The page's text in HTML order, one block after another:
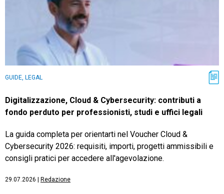
GUIDE, LEGAL
Digitalizzazione, Cloud & Cybersecurity: contributi a
fondo perduto per professionisti, studi e uffici legali
La guida completa per orientarti nel Voucher Cloud &
Cybersecurity 2026: requisiti, importi, progetti ammissibili e
consigli pratici per accedere all'agevolazione.
29.07.2026 Redazione